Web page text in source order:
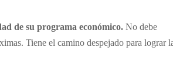
de su programa económico. No debe
Tiene el camino despejado para lograr